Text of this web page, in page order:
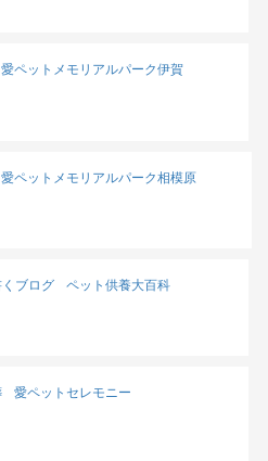
愛ペットメモリアルパーク伊賀
愛ペットメモリアルパーク相模原
ブログ ペット供養大百科
愛ペットセレモニー